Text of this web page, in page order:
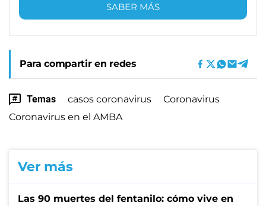
SABER MÁS
Para compartir en redes
Temas casos coronavirus
Coronavirus
Coronavirus en el AMBA
Ver más
Las 90 muertes del fentanilo: cómo vive en